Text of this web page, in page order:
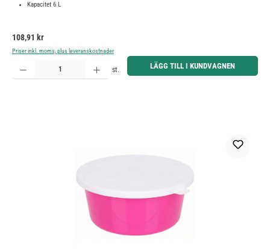
Kapacitet 6 L
Ordinarie pris:
108,91 kr
Priser inkl. moms, plus leveranskostnader
Produktkvantitet: Ange önskat belopp eller använd knapparna för att öka eller minska kvantiteten.
st. LÄGG TILL I KUNDVAGNEN